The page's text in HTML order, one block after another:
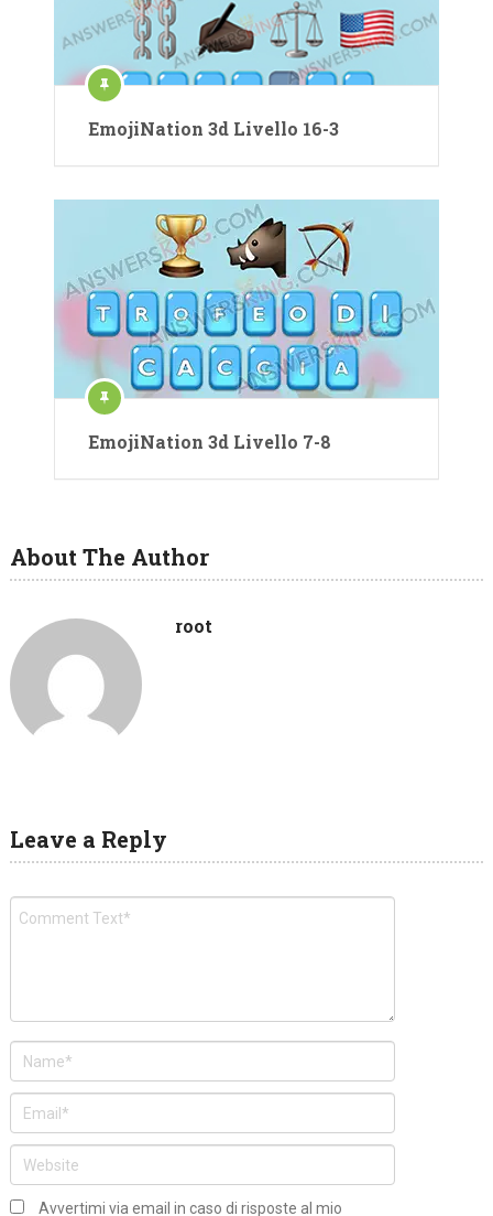
EmojiNation 3d Livello 16-3
EmojiNation 3d Livello 7-8
About The Author
root
Leave a Reply
Avvertimi via email in caso di risposte al mio